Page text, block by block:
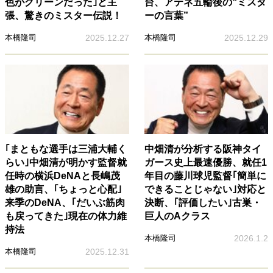
張、驚きのミスター伝説！
本橋隆司 2025.12.27
ーの言葉”
本橋隆司 2025.12.29
｢まともな選手は三浦大輔く
らい｣中畑清が明かす監督就
任時の横浜DeNAと長嶋茂
雄の助言、｢ちょっと心配｣
来季のDeNA、｢だいぶ筋肉
も戻ってきた｣現在の体力維
持法
本橋隆司 2025.12.31
中畑清が分析する阪神タイ
ガース史上最速優勝、就任1
年目の藤川球児監督｢簡単に
できることじゃない｣対応と
決断、｢評価したい｣古巣・
巨人のAクラス
本橋隆司 2026.1.2